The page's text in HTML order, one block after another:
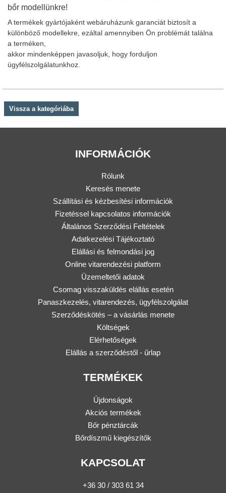
bőr modellünkre!
A termékek gyártójaként webáruházunk garanciát biztosít a
különböző modellekre, ezáltal amennyiben Ön problémát találna
a terméken,
akkor mindenképpen javasoljuk, hogy forduljon
ügyfélszolgálatunkhoz.
Vissza a kategóriába
INFORMÁCIÓK
Rólunk
Keresés menete
Szállítási és kézbesítési információk
Fizetéssel kapcsolatos információk
Általános Szerződési Feltételek
Adatkezelési Tájékoztató
Elállási és felmondási jog
Online vitarendezési platform
Üzemeltetői adatok
Csomag visszaküldés elállás esetén
Panaszkezelés, vitarendezés, ügyfélszolgálat
Szerződéskötés – a vásárlás menete
Költségek
Elérhetőségek
Elállás a szerződéstől - űrlap
TERMÉKEK
Újdonságok
Akciós termékek
Bőr pénztárcák
Bőrdíszmű kiegészítők
KAPCSOLAT
+36 30 / 303 61 34